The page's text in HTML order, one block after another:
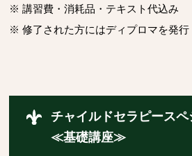
※ 講習費・消耗品・テキスト代込み
※ 修了された方にはディプロマを発行
チャイルドセラピース
≪基礎講座≫